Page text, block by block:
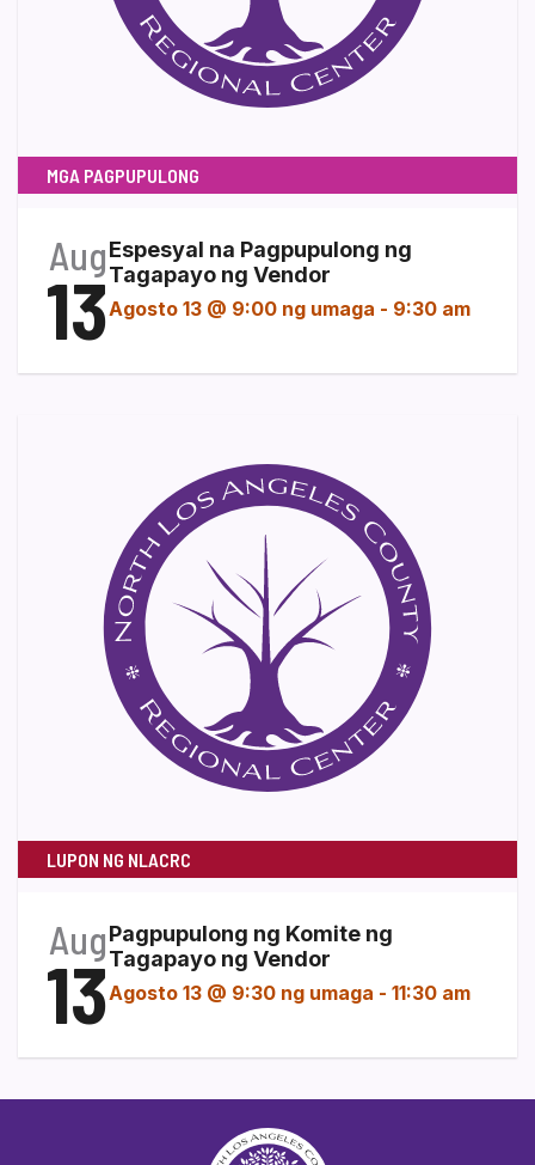
MGA PAGPUPULONG
Aug
13
Espesyal na Pagpupulong ng
Tagapayo ng Vendor
Agosto 13 @ 9:00 ng umaga - 9:30 am
LUPON NG NLACRC
Aug
13
Pagpupulong ng Komite ng
Tagapayo ng Vendor
Agosto 13 @ 9:30 ng umaga - 11:30 am